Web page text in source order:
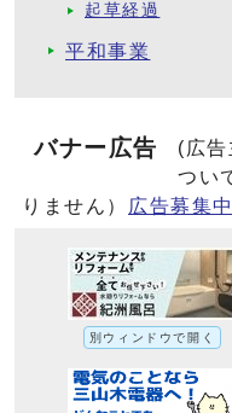
起草経過
平和事業
バナー広告
(広告
つい
りません）
広告募集中
別ウィンドウで開く